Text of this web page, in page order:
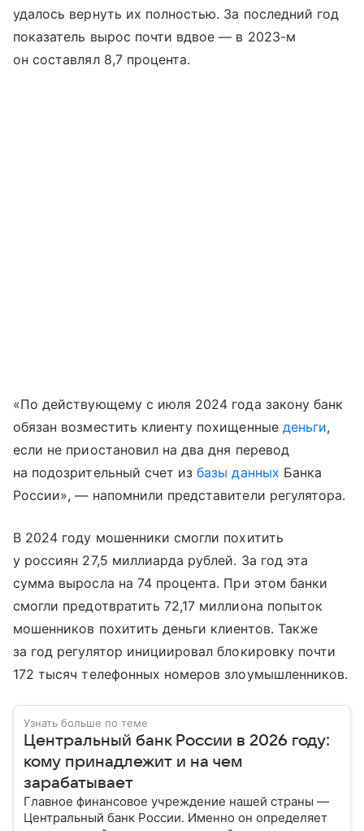
удалось вернуть их полностью. За последний год
показатель вырос почти вдвое — в 2023-м
он составлял 8,7 процента.
«По действующему с июля 2024 года закону банк
обязан возместить клиенту похищенные деньги,
если не приостановил на два дня перевод
на подозрительный счет избазы данных Банка
России», — напомнили представители регулятора.
В 2024 году мошенники смогли похитить
у россиян 27,5 миллиарда рублей. За год эта
сумма выросла на 74 процента. При этом банки
смогли предотвратить 72,17 миллиона попыток
мошенников похитить деньги клиентов. Также
за год регулятор инициировал блокировку почти
172 тысяч телефонных номеров злоумышленников.
Узнать больше по теме
Центральный банк России в 2026 году:
кому принадлежит и на чем
зарабатывает
Главное финансовое учреждение нашей страны —
Центральный банк России. Именно он определяет